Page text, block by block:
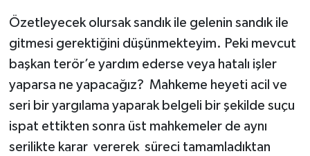
Özetleyecek olursak sandık ile gelenin sandık ile
gitmesi gerektiğini düşünmekteyim. Peki mevcut
başkan terör’e yardım ederse veya hatalı işler
yaparsa ne yapacağız? Mahkeme heyeti acil ve
seri bir yargılama yaparak belgeli bir şekilde suçu
ispat ettikten sonra üst mahkemeler de aynı
serilikte karar vererek süreci tamamladıktan